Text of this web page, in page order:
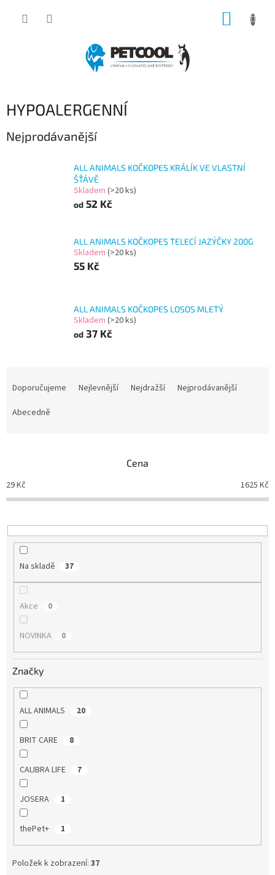
HYPOALERGENNÍ
Nejprodávanější
ALL ANIMALS KOČKOPES KRÁLÍK VE VLASTNÍ
ŠŤÁVĚ
Skladem (>20 ks)
od 52 Kč
ALL ANIMALS KOČKOPES TELECÍ JAZÝČKY 200G
Skladem (>20 ks)
55 Kč
ALL ANIMALS KOČKOPES LOSOS MLETÝ
Skladem (>20 ks)
od 37 Kč
o
d
k
t
Doporučujeme Nejlevnější Nejdražší
Nejprodávanější
Abecedně
Cena
29Kč 1625 Kč
Na skladě 37
Akce 0
NOVINKA 0
Značky
ALL ANIMALS 20
BRIT CARE 8
CALIBRA LIFE 7
JOSERA 1
thePet+ 1
Položek k zobrazení: 37